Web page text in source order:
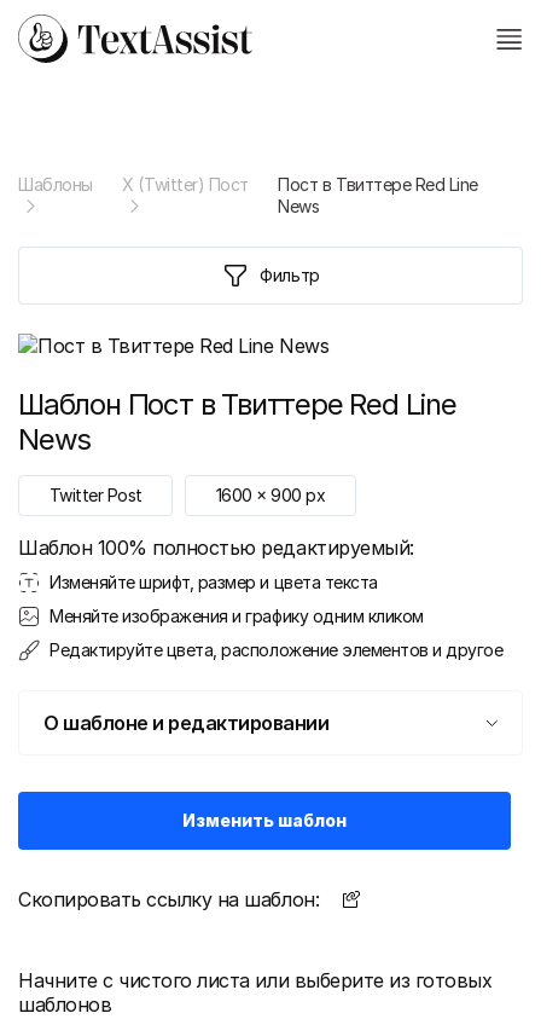
Шаблоны X (Twitter) Пост
Пост в Твиттере Red Line
News
Фильтр
Шаблон Пост в Твиттере Red Line
News
Twitter Post 1600 x900 px
Шаблон 100% полностью редактируемый:
Изменяйте шрифт, размер и цвета текста
Меняйте изображения и графику одним кликом
Редактируйте цвета, расположение элементов и другое
О шаблоне и редактировании
Изменить шаблон
Скопировать ссылку на шаблон:
Начните с чистого листа или выберите из готовых
шаблонов